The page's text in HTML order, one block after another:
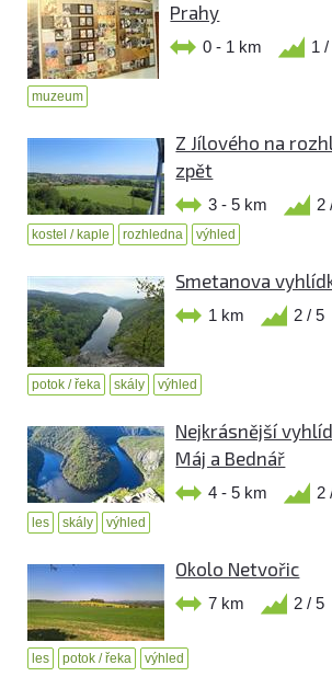
Prahy
0 - 1 km 1
muzeum
Z Jílového na
zpět
3 - 5 km 2
kostel / kaple rozhledna výhled
Smetanova
1 km 2 / 5
potok / řeka skály výhled
Nejkrásnější
Máj a Bednář
4 - 5 km 2
les skály výhled
Okolo Netvořic
7 km 2 / 5
les potok / řeka výhled